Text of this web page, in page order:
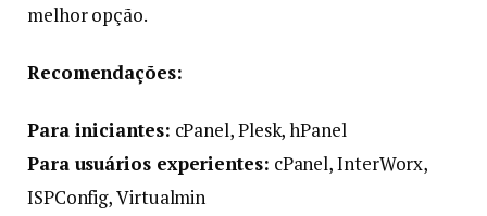
melhor opção.
Recomendações:
Para iniciantes: cPanel, Plesk, hPanel
Para usuários experientes: cPanel, InterWorx,
ISPConfig, Virtualmin